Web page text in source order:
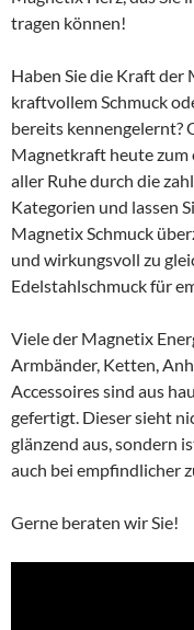
tragen können!
Haben Sie die Kraft der
kraftvollem Schmuck
bereits kennengelernt?
Magnetkraft heute zum
aller Ruhe durch die
Kategorien und lassen
Magnetix Schmuck
und wirkungsvoll zu
Edelstahlschmuck für
Viele der Magnetix
Armbänder, Ketten,
Accessoires sind aus
gefertigt. Dieser sieht
glänzend aus, sondern
auch bei empfindlicher
Gerne beraten wir Sie!